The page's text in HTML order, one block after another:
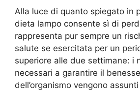
Alla luce di quanto spiegato in
dieta lampo consente sì di
rappresenta pur sempre un
salute se esercitata per un
superiore alle due settimane: i
necessari a garantire il
dell’organismo vengono